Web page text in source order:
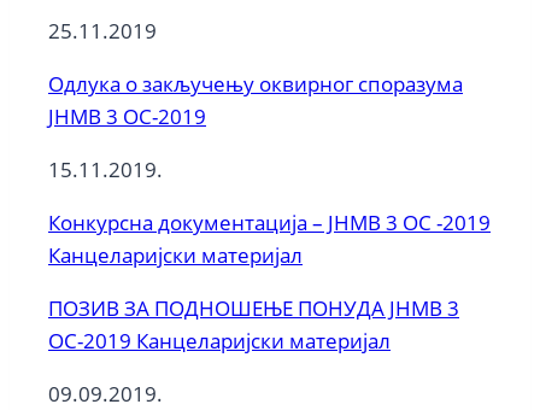
25.11.2019
Одлука о закључењу оквирног споразума
ЈНМВ 3 ОС-2019
15.11.2019.
Конкурсна документација – ЈНМВ 3 ОС -2019
Канцеларијски материјал
ПОЗИВ ЗА ПОДНОШЕЊЕ ПОНУДА ЈНМВ 3
ОС-2019 Канцеларијски материјал
09.09.2019.